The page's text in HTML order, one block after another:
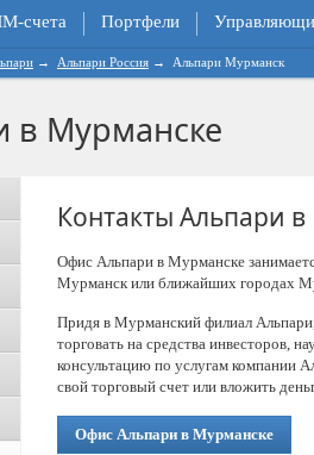
счета Портфели
→ Альпари Россия → Альпари Мурманск
в Мурманске
Контакты Альпари
Офис Альпари в Мурманске
Мурманск или ближайших городах
Придя в Мурманский филиал
торговать на средства инвесторов,
консультацию по услугам компании
свой торговый счет или вложить
Офис Альпари в Мурманске